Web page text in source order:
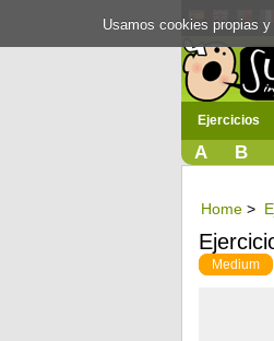
Ejercicios
A B
Home >
Medium
Usamos cookies propias